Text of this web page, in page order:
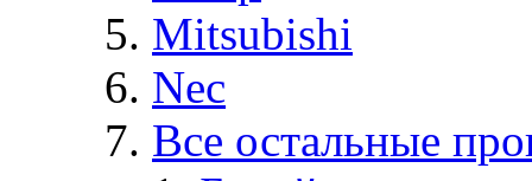
Mitsubishi
Nec
Все остальные